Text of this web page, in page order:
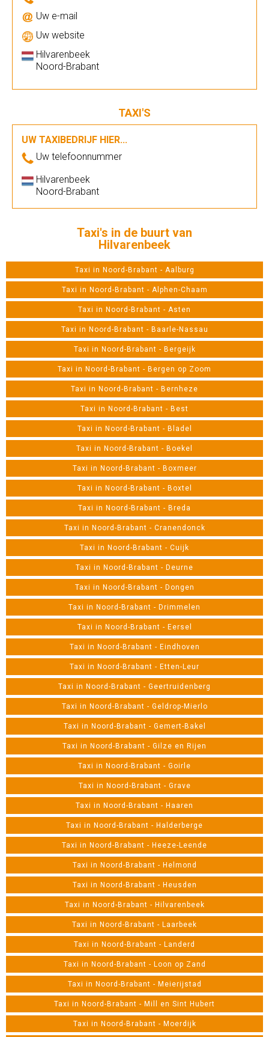
Uw e-mail
Uw website
Hilvarenbeek
Noord-Brabant
TAXI'S
UW TAXIBEDRIJF HIER...
Uw telefoonnummer
Hilvarenbeek
Noord-Brabant
Taxi's in de buurt van
Hilvarenbeek
Taxi in Noord-Brabant - Aalburg
Taxi in Noord-Brabant - Alphen-Chaam
Taxi in Noord-Brabant - Asten
Taxi in Noord-Brabant - Baarle-Nassau
Taxi in Noord-Brabant - Bergeijk
Taxi in Noord-Brabant - Bergen op Zoom
Taxi in Noord-Brabant - Bernheze
Taxi in Noord-Brabant - Best
Taxi in Noord-Brabant - Bladel
Taxi in Noord-Brabant - Boekel
Taxi in Noord-Brabant - Boxmeer
Taxi in Noord-Brabant - Boxtel
Taxi in Noord-Brabant - Breda
Taxi in Noord-Brabant - Cranendonck
Taxi in Noord-Brabant - Cuijk
Taxi in Noord-Brabant - Deurne
Taxi in Noord-Brabant - Dongen
Taxi in Noord-Brabant - Drimmelen
Taxi in Noord-Brabant - Eersel
Taxi in Noord-Brabant - Eindhoven
Taxi in Noord-Brabant - Etten-Leur
Taxi in Noord-Brabant - Geertruidenberg
Taxi in Noord-Brabant - Geldrop-Mierlo
Taxi in Noord-Brabant - Gemert-Bakel
Taxi in Noord-Brabant - Gilze en Rijen
Taxi in Noord-Brabant - Goirle
Taxi in Noord-Brabant - Grave
Taxi in Noord-Brabant - Haaren
Taxi in Noord-Brabant - Halderberge
Taxi in Noord-Brabant - Heeze-Leende
Taxi in Noord-Brabant - Helmond
Taxi in Noord-Brabant - Heusden
Taxi in Noord-Brabant - Hilvarenbeek
Taxi in Noord-Brabant - Laarbeek
Taxi in Noord-Brabant - Landerd
Taxi in Noord-Brabant - Loon op Zand
Taxi in Noord-Brabant - Meierijstad
Taxi in Noord-Brabant - Mill en Sint Hubert
Taxi in Noord-Brabant - Moerdijk